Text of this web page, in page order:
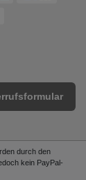
durch den
kein PayPal-